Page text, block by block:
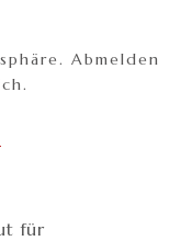
Abmelden
für